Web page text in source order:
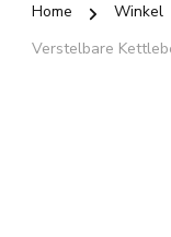
Home Winkel
Verstelbare